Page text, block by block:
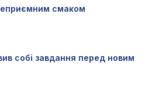
смаком
собі завдання перед новим